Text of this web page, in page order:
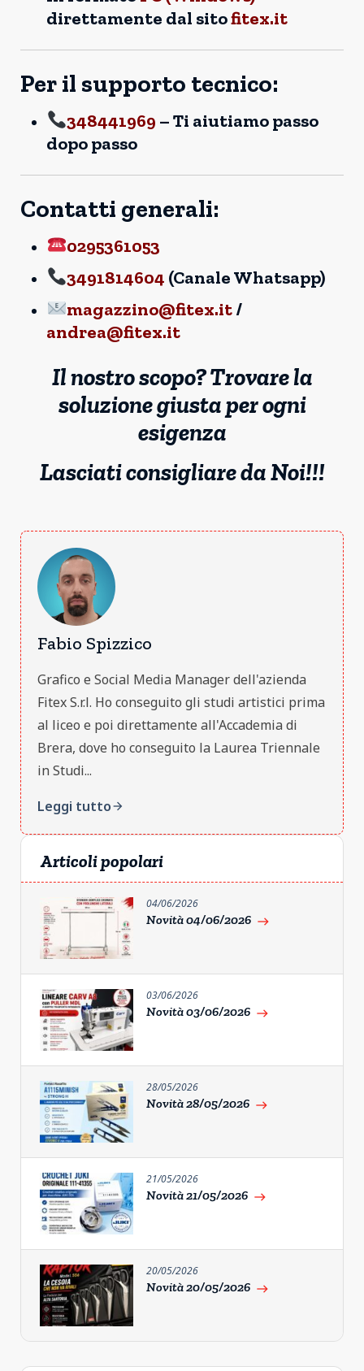
direttamente dal sitofitex.it
Per il supporto tecnico:
348441969 – Ti aiutiamo passo
dopo passo
Contatti generali:
0295361053
3491814604 (Canale Whatsapp)
magazzino@fitex.it/
andrea@fitex.it
Il nostro scopo? Trovare la
soluzione giusta per ogni
esigenza
Lasciati consigliare da Noi!!!
Fabio Spizzico
Grafico e Social Media Manager dell'azienda
Fitex S.r.l. Ho conseguito gli studi artistici prima
al liceo e poi direttamente all'Accademia di
Brera, dove ho conseguito la Laurea Triennale
in Studi...
Leggi tuttoarrow_forward
Articoli popolari
04/06/2026
Novità 04/06/2026 east
03/06/2026
Novità 03/06/2026 east
28/05/2026
Novità 28/05/2026 east
21/05/2026
Novità 21/05/2026 east
20/05/2026
Novità 20/05/2026 east